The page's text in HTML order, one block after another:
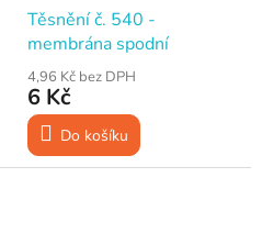
Těsnění č. 540 -
membrána spodní
4,96 Kč bez DPH
6 Kč
Do košíku